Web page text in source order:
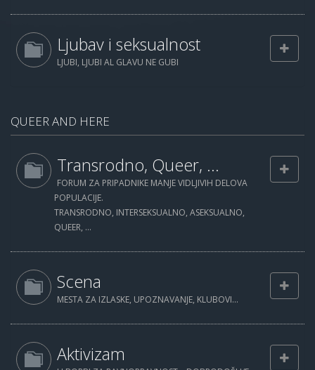
Ljubav i seksualnost
LJUBI, LJUBI AL GLAVU NE GUBI
QUEER AND HERE
Transrodno, Queer, ...
FORUM ZA PRIPADNIKE MANJE VIDLJIVIH DELOVA
POPULACIJE.
TRANSRODNO, INTERSEKSUALNO, ASEKSUALNO,
QUEER, ...
Scena
MESTA ZA IZLASKE, UPOZNAVANJE, KLUBOVI...
Aktivizam